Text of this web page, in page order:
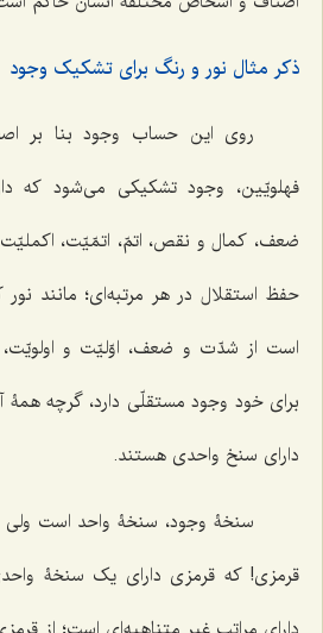
ذکر مثال نور و رنگ برای تشکیک وجود
روی این حساب وجود بنا بر
فهلویّین، وجود تشکیکی می‌شود که
ضعف، کمال و نقص، اتمّ، اتمّیّت،
حفظ استقلال در هر مرتبه‌ای؛ مانند
است از شدّت و ضعف، اوّلیّت و اولویّت،
برای خود وجود مستقلّی دارد، گرچه همۀ
دارای سنخ واحدی هستند.
سنخۀ وجود، سنخۀ واحد است
قرمزی! که قرمزی دارای یک سنخۀ